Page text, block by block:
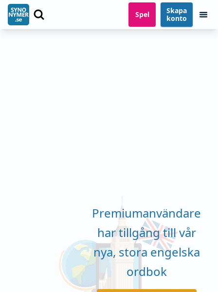
Spel
Skapa
konto
Premiumanvändare
har tillgång till vår
nya, stora engelska
ordbok